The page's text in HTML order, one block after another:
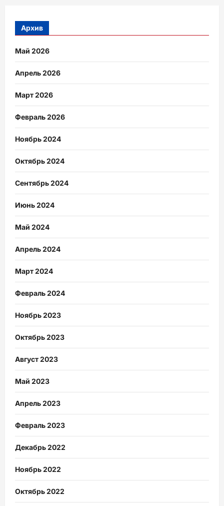
Архив
Май 2026
Апрель 2026
Март 2026
Февраль 2026
Ноябрь 2024
Октябрь 2024
Сентябрь 2024
Июнь 2024
Май 2024
Апрель 2024
Март 2024
Февраль 2024
Ноябрь 2023
Октябрь 2023
Август 2023
Май 2023
Апрель 2023
Февраль 2023
Декабрь 2022
Ноябрь 2022
Октябрь 2022